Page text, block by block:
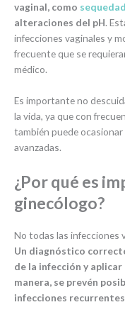
vaginal, como sequedad
alteraciones del pH.
infecciones vaginales y
frecuente que se
médico.
Es importante no
la vida, ya que con
también puede ocasionar
avanzadas.
¿Por qué es
ginecólogo?
No todas las infecciones
Un diagnóstico
de la infección y
manera, se prevén
infecciones